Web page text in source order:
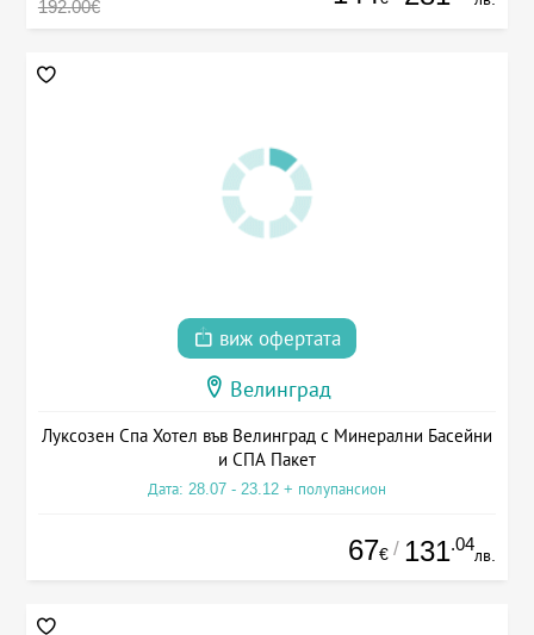
192.00€
виж офертата
Велинград
Луксозен Спа Хотел във Велинград с Минерални Басейни
и СПА Пакет
Дата: 28.07 - 23.12 + полупансион
67€ / 131.04
лв.